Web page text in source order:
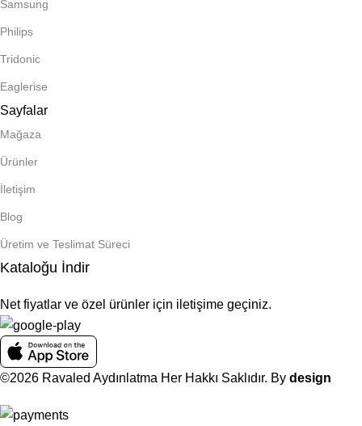
Samsung
Philips
Tridonic
Eaglerise
Sayfalar
Mağaza
Ürünler
İletişim
Blog
Üretim ve Teslimat Süreci
Kataloğu İndir
Net fiyatlar ve özel ürünler için iletişime geçiniz.
©2026 Ravaled Aydınlatma Her Hakkı Saklıdır. By design